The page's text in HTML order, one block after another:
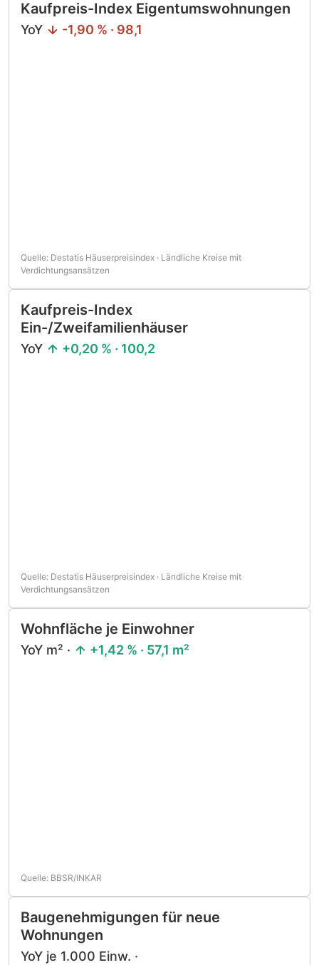
Kaufpreis-Index Eigentumswohnungen
YoY -1,90 % · 98,1
Quelle: Destatis Häuserpreisindex · Ländliche Kreise mit
Verdichtungsansätzen
Kaufpreis-Index
Ein-/Zweifamilienhäuser
YoY +0,20 % · 100,2
Quelle: Destatis Häuserpreisindex · Ländliche Kreise mit
Verdichtungsansätzen
Wohnfläche je Einwohner
YoY m² · +1,42 % · 57,1 m²
Quelle: BBSR/INKAR
Baugenehmigungen für neue
Wohnungen
YoY je 1.000 Einw. ·